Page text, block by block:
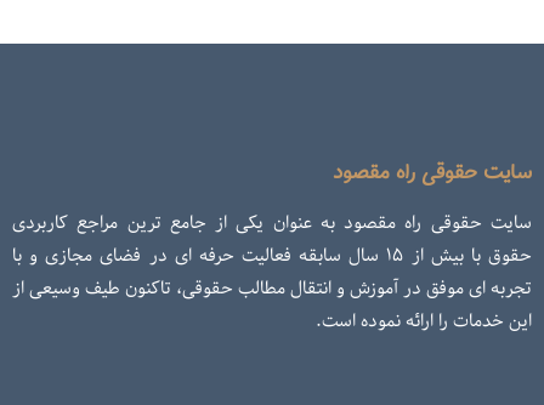
سایت حقوقی راه مقصود
سایت حقوقی راه مقصود به عنوان یکی از جامع ترین مراجع کاربردی
حقوق با بیش از ۱۵ سال سابقه فعالیت حرفه ای در فضای مجازی و با
تجربه ای موفق در آموزش و انتقال مطالب حقوقی، تاکنون طیف وسیعی از
این خدمات را ارائه نموده است.